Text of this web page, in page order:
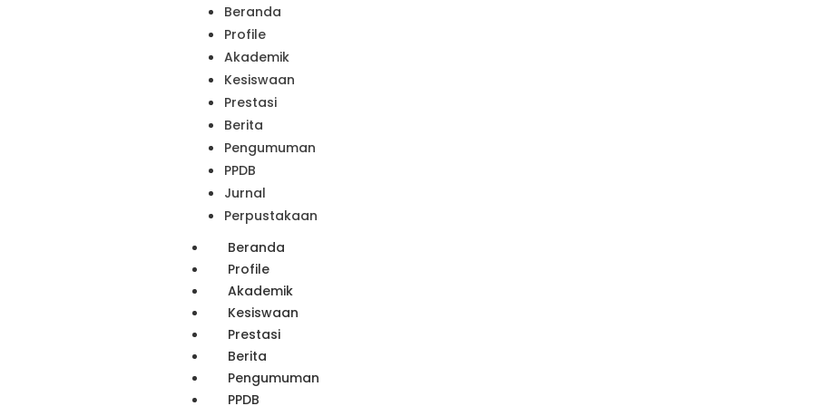
Beranda
Profile
Akademik
Kesiswaan
Prestasi
Berita
Pengumuman
PPDB
Jurnal
Perpustakaan
Beranda
Profile
Akademik
Kesiswaan
Prestasi
Berita
Pengumuman
PPDB